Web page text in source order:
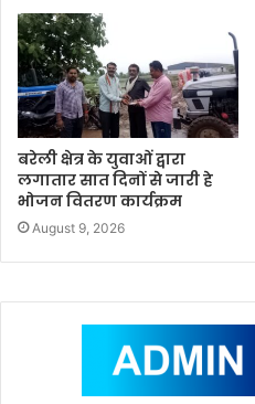
बरेली क्षेत्र के युवाओं द्वारा
लगातार सात दिनों से जारी हे
भोजन वितरण कार्यक्रम
August 9, 2026